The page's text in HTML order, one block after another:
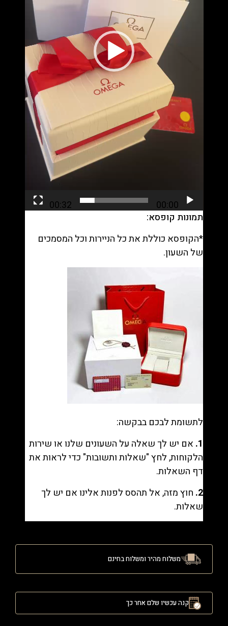
00:00
00:32
תמונות קופסא:
*הקופסא כוללת את כל הניירות וכל המסמכים
של השעון.
לתשומת לבכם בבקשה:
1. אם יש לך שאלה על השעונים שלנו או שירות
הלקוחות, לחץ "שאלות ותשובות" כדי לראות את
דף השאלות.
2. חוץ מזה, אל תהסס לפנות אלינו אם יש לך
שאלות.
משלוח מהיר ומשלוח בחינם
קנה עכשיו שלם אחר כך